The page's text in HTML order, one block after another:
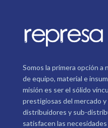
Somos la primera opción a
de equipo, material e
misión es ser el sólido
prestigiosas del mercado
distribuidores y sub-
satisfacen las